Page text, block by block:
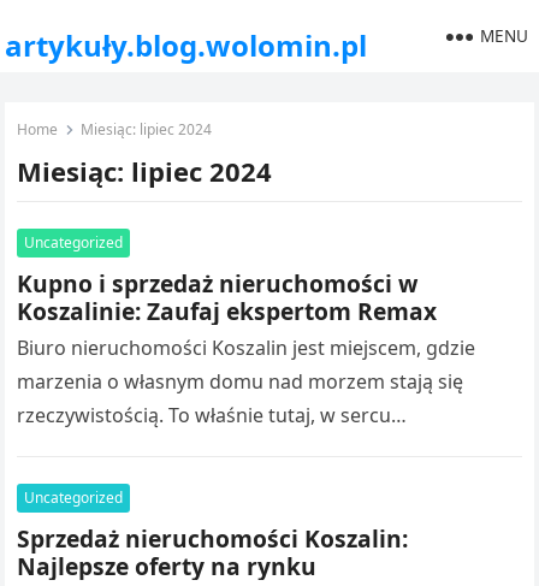
artykuły.blog.wolomin.pl MENU
Home Miesiąc: lipiec 2024
Miesiąc: lipiec 2024
Uncategorized
Kupno i sprzedaż nieruchomości w
Koszalinie: Zaufaj ekspertom Remax
Biuro nieruchomości Koszalin jest miejscem, gdzie
marzenia o własnym domu nad morzem stają się
rzeczywistością. To właśnie tutaj, w sercu
Nieruchomości,…
Uncategorized
Sprzedaż nieruchomości Koszalin:
Najlepsze oferty na rynku